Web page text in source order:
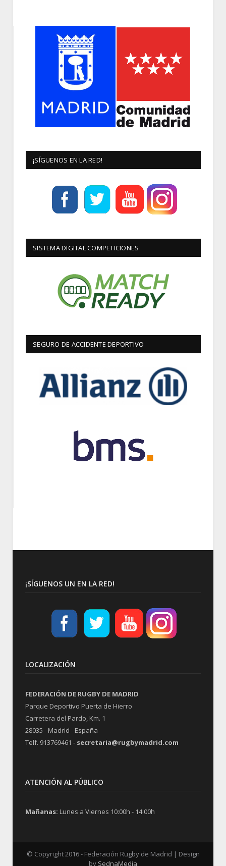
¡SÍGUENOS EN LA RED!
SISTEMA DIGITAL COMPETICIONES
SEGURO DE ACCIDENTE DEPORTIVO
¡SÍGUENOS UN EN LA RED!
LOCALIZACIÓN
FEDERACIÓN DE RUGBY DE MADRID
Parque Deportivo Puerta de Hierro
Carretera del Pardo, Km. 1
28035 - Madrid - España
Telf. 913769461 - secretaria@rugbymadrid.com
ATENCIÓN AL PÚBLICO
Mañanas: Lunes a Viernes 10:00h - 14:00h
© Copyright 2016 - Federación Rugby de Madrid | Design
by SednaMedia